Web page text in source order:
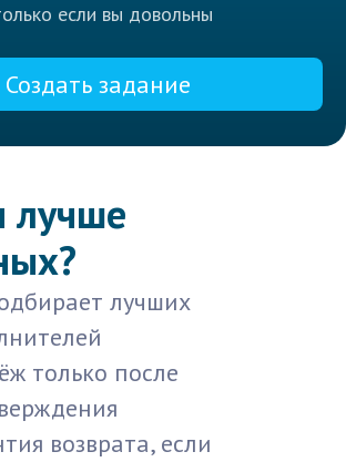
если вы довольны
Создать задание
лучших
только после
возврата, если